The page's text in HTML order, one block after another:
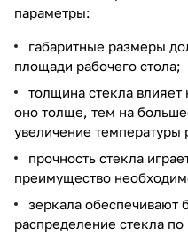
параметры:
габаритные размеры
площади рабочего стола;
толщина стекла
оно толще, тем на
увеличение температуры
прочность стекла
преимущество
зеркала обеспечивают
распределение стекла